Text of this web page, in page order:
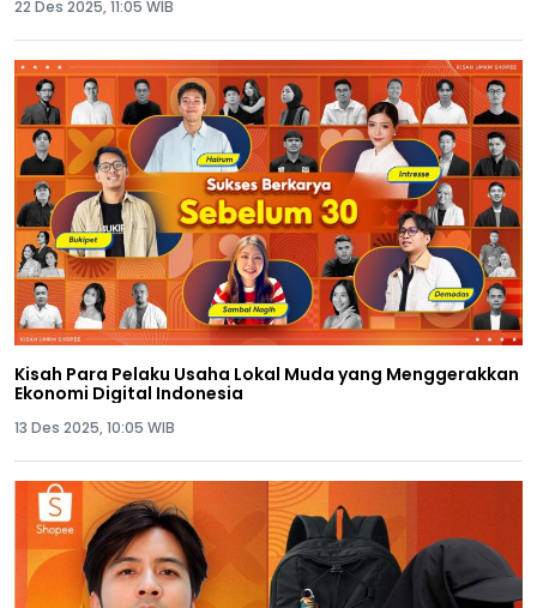
22 Des 2025, 11:05 WIB
Kisah Para Pelaku Usaha Lokal Muda yang Menggerakkan
Ekonomi Digital Indonesia
13 Des 2025, 10:05 WIB